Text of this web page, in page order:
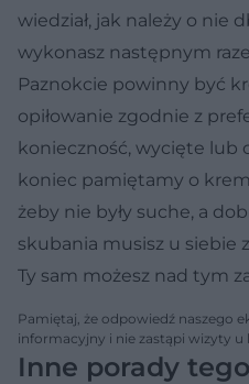
wiedział, jak należy o nie
wykonasz następnym
Paznokcie powinny być
opiłowanie zgodnie z
konieczność, wycięte lub
koniec pamiętamy o
żeby nie były suche, a
skubania musisz u siebie
Ty sam możesz nad tym
Pamiętaj, że odpowiedź naszego
informacyjny i nie zastąpi wizyty u
Inne porady